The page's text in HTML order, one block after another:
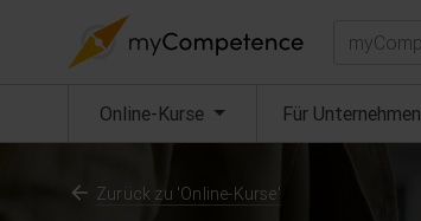
Suchen
Online-Kurse (aktuell) Für Unternehmen
Zurück zu 'Online-Kurse'